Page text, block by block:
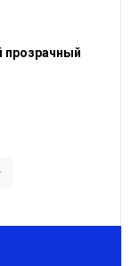
прозрачный